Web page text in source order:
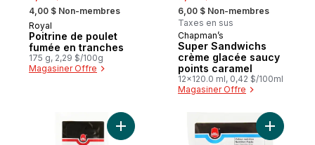
, formerly:
4,00 $ Non-membres
Préparé au Canada
Royal
Poitrine de poulet
fumée en tranches
175 g, 2,29 $/100g
Magasiner Offre
, formerly:
6,00 $ Non-membres
Taxes en sus
Préparé au Canada
Chapman’s
Super Sandwichs
crème glacée saucy
points caramel
12x120.0 ml, 0,42 $/100ml
Magasiner Offre
Ajouter Bœuf salé fumé au panierAjouter